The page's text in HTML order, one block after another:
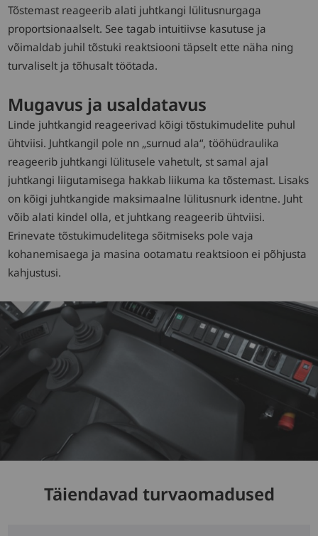
Tõstemast reageerib alati juhtkangi lülitusnurgaga
proportsionaalselt. See tagab intuitiivse kasutuse ja
võimaldab juhil tõstuki reaktsiooni täpselt ette näha ning
turvaliselt ja tõhusalt töötada.
Mugavus ja usaldatavus
Linde juhtkangid reageerivad kõigi tõstukimudelite puhul
ühtviisi. Juhtkangil pole nn „surnud ala“, tööhüdraulika
reageerib juhtkangi lülitusele vahetult, st samal ajal
juhtkangi liigutamisega hakkab liikuma ka tõstemast. Lisaks
on kõigi juhtkangide maksimaalne lülitusnurk identne. Juht
võib alati kindel olla, et juhtkang reageerib ühtviisi.
Erinevate tõstukimudelitega sõitmiseks pole vaja
kohanemisaega ja masina ootamatu reaktsioon ei põhjusta
kahjustusi.
Täiendavad turvaomadused